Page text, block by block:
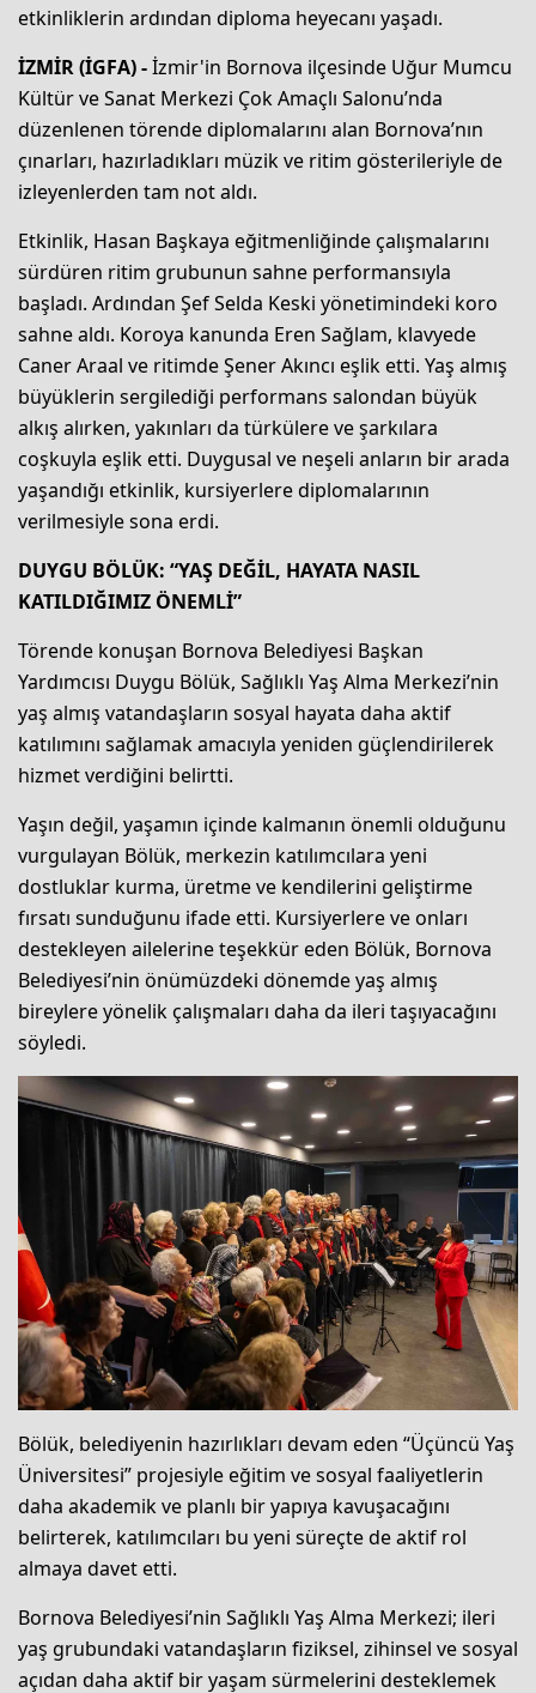
etkinliklerin ardından diploma heyecanı yaşadı.
İZMİR (İGFA) -İzmir'in Bornova ilçesinde Uğur Mumcu
Kültür ve Sanat Merkezi Çok Amaçlı Salonu’nda
düzenlenen törende diplomalarını alan Bornova’nın
çınarları, hazırladıkları müzik ve ritim gösterileriyle de
izleyenlerden tam not aldı.
Etkinlik, Hasan Başkaya eğitmenliğinde çalışmalarını
sürdüren ritim grubunun sahne performansıyla
başladı. Ardından Şef Selda Keski yönetimindeki koro
sahne aldı. Koroya kanunda Eren Sağlam, klavyede
Caner Araal ve ritimde Şener Akıncı eşlik etti. Yaş almış
büyüklerin sergilediği performans salondan büyük
alkış alırken, yakınları da türkülere ve şarkılara
coşkuyla eşlik etti. Duygusal ve neşeli anların bir arada
yaşandığı etkinlik, kursiyerlere diplomalarının
verilmesiyle sona erdi.
DUYGU BÖLÜK: “YAŞ DEĞİL, HAYATA NASIL
KATILDIĞIMIZ ÖNEMLİ”
Törende konuşan Bornova Belediyesi Başkan
Yardımcısı Duygu Bölük, Sağlıklı Yaş Alma Merkezi’nin
yaş almış vatandaşların sosyal hayata daha aktif
katılımını sağlamak amacıyla yeniden güçlendirilerek
hizmet verdiğini belirtti.
Yaşın değil, yaşamın içinde kalmanın önemli olduğunu
vurgulayan Bölük, merkezin katılımcılara yeni
dostluklar kurma, üretme ve kendilerini geliştirme
fırsatı sunduğunu ifade etti. Kursiyerlere ve onları
destekleyen ailelerine teşekkür eden Bölük, Bornova
Belediyesi’nin önümüzdeki dönemde yaş almış
bireylere yönelik çalışmaları daha da ileri taşıyacağını
söyledi.
Bölük, belediyenin hazırlıkları devam eden “Üçüncü Yaş
Üniversitesi” projesiyle eğitim ve sosyal faaliyetlerin
daha akademik ve planlı bir yapıya kavuşacağını
belirterek, katılımcıları bu yeni süreçte de aktif rol
almaya davet etti.
Bornova Belediyesi’nin Sağlıklı Yaş Alma Merkezi; ileri
yaş grubundaki vatandaşların fiziksel, zihinsel ve sosyal
açıdan daha aktif bir yaşam sürmelerini desteklemek